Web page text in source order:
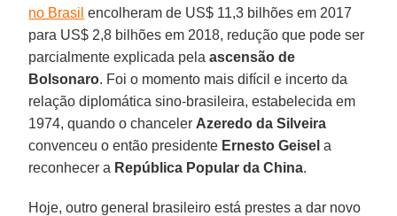
no Brasil encolheram de US$ 11,3 bilhões em 2017
para US$ 2,8 bilhões em 2018, redução que pode ser
parcialmente explicada pelaascensão de
Bolsonaro. Foi o momento mais difícil e incerto da
relação diplomática sino-brasileira, estabelecida em
1974, quando o chanceler Azeredo da Silveira
convenceu o então presidente Ernesto Geisel a
reconhecer a República Popular da China.
Hoje, outro general brasileiro está prestes a dar novo